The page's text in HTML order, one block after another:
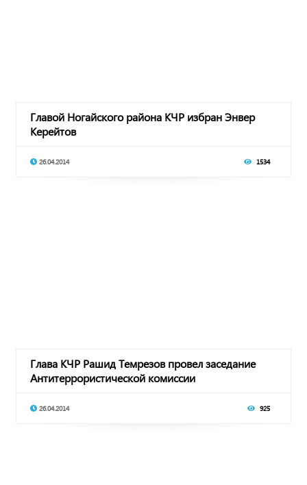
Главой Ногайского района КЧР избран Энвер
Керейтов
26.04.2014 1534
Глава КЧР Рашид Темрезов провел заседание
Антитеррористической комиссии
26.04.2014 925